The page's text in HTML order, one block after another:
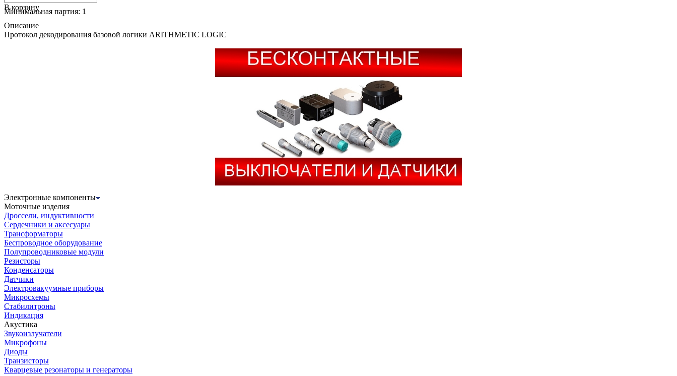
В корзину
Минимальная партия: 1
Описание
Протокол декодирования базовой логики ARITHMETIC LOGIC
Электронные компоненты
Моточные изделия
Дроссели, индуктивности
Сердечники и аксесуары
Трансформаторы
Беспроводное оборудование
Полупроводниковые модули
Резисторы
Конденсаторы
Датчики
Электровакуумные приборы
Микросхемы
Стабилитроны
Индикация
Акустика
Звукоизлучатели
Микрофоны
Диоды
Транзисторы
Кварцевые резонаторы и генераторы